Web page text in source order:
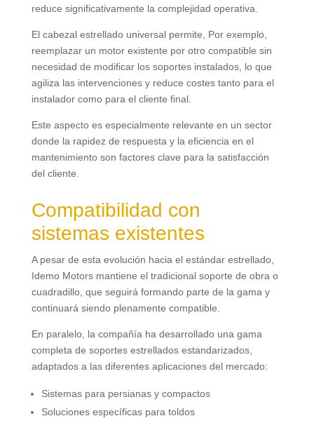
reduce significativamente la complejidad operativa
El cabezal estrellado universal permite , Por exemplo,
reemplazar un motor existente por otro compatible sin
necesidad de modificar los soportes instalados, lo que
agiliza las intervenciones y reduce costes tanto para el
instalador como para el cliente final.
Este aspecto es especialmente relevante en un sector
donde la rapidez de respuesta y la eficiencia en el
mantenimiento son factores clave para la satisfacción
del cliente
Compatibilidad con
sistemas existentes
A pesar de esta evolución hacia el estándar estrellado,
Idemo Motors mantiene el tradicional soporte de obra o
cuadradillo, que seguirá formando parte de la gama y
continuará siendo plenamente compatible
En paralelo, la compañía ha desarrollado una gama
completa de soportes estrellados estandarizados,
adaptados a las diferentes aplicaciones del mercado:
Sistemas para persianas y compactos
Soluciones específicas para toldos